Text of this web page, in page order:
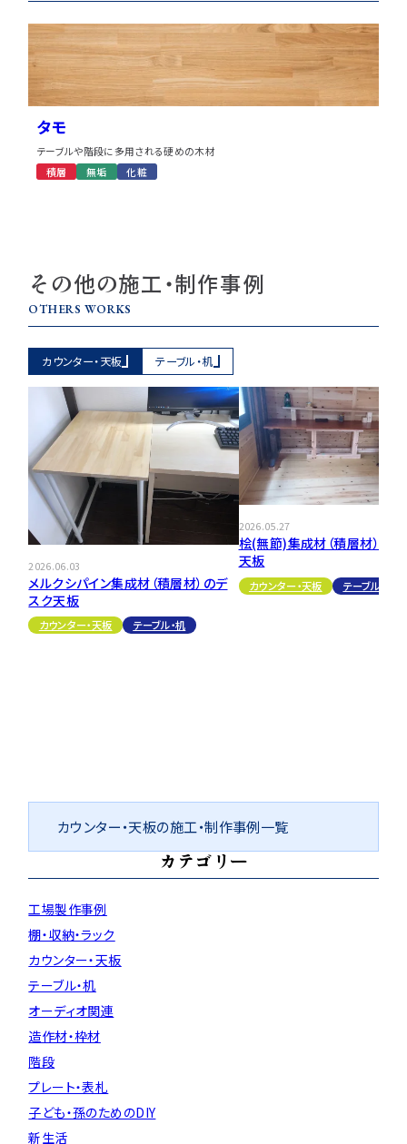
タモ
テーブルや階段に多用される硬めの木材
積層
無垢 化粧
その他の施工・制作事例
OTHERS WORKS
カウンター・天板 テーブル・机
2026.06.03
メルクシパイン集成材（積層材）のデ
スク天板
カウンター・天板 テーブル・机
2026.05.27
桧(無節)集成材（積層材）の
天板
カウンター・天板 テーブル・机
カウンター・天板の施工・制作事例一覧
カテゴリー
工場製作事例
棚・収納・ラック
カウンター・天板
テーブル・机
オーディオ関連
造作材・枠材
階段
プレート・表札
子ども・孫のためのDIY
新生活